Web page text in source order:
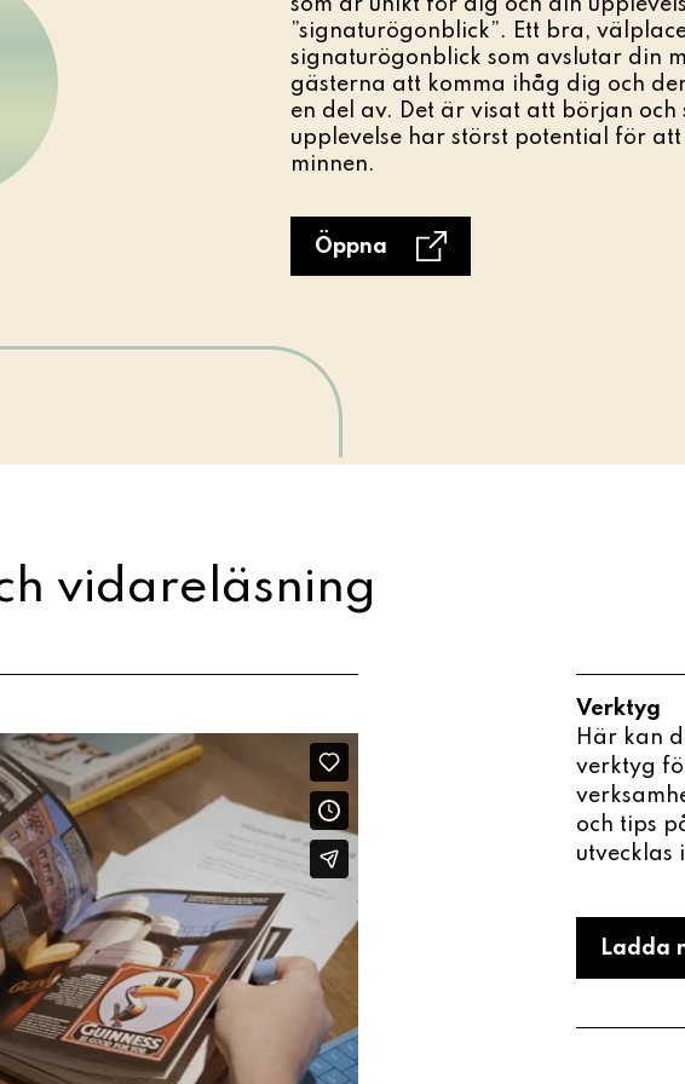
som är unikt för dig och din
”signaturögonblick”. Ett bra,
signaturögonblick som avslutar din
gästerna att komma ihåg dig och
en del av. Det är visat att början och
upplevelse har störst potential för
minnen.
Öppna
vidareläsning
Verktyg
Här kan
verktyg
och tips
utvecklas
Ladda